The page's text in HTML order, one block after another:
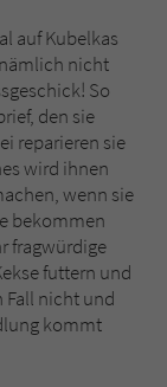
auf Kubelkas
nicht
So
den sie
reparieren sie
wird ihnen
wenn sie
bekommen
fragwürdige
futtern und
Fall nicht und
kommt